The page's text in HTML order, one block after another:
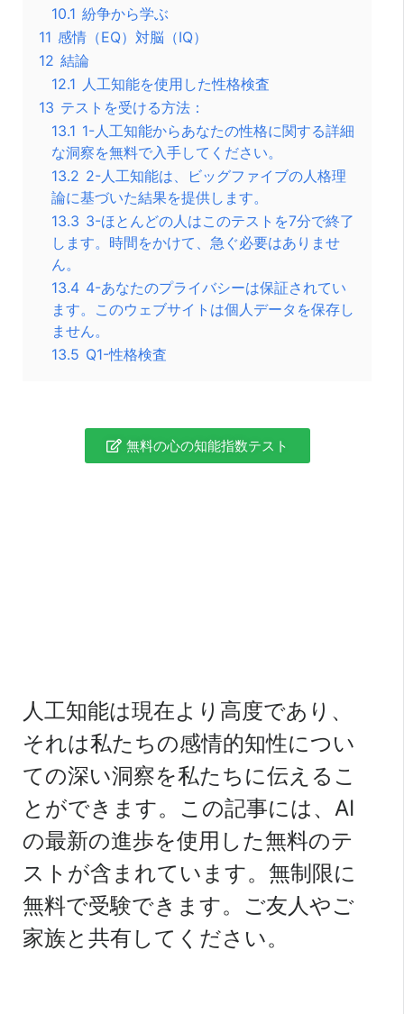
10.1 紛争から学ぶ
11 感情（EQ）対脳（IQ）
12 結論
12.1 人工知能を使用した性格検査
13 テストを受ける方法：
13.1 1-人工知能からあなたの性格に関する詳細
な洞察を無料で入手してください。
13.2 2-人工知能は、ビッグファイブの人格理
論に基づいた結果を提供します。
13.3 3-ほとんどの人はこのテストを7分で終了
します。時間をかけて、急ぐ必要はありませ
ん。
13.4 4-あなたのプライバシーは保証されてい
ます。このウェブサイトは個人データを保存し
ません。
13.5 Q1-性格検査
無料の心の知能指数テスト
人工知能は現在より高度であり、
それは私たちの感情的知性につい
ての深い洞察を私たちに伝えるこ
とができます。この記事には、AI
の最新の進歩を使用した無料のテ
ストが含まれています。無制限に
無料で受験できます。ご友人やご
家族と共有してください。